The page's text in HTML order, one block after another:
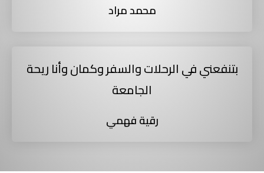
محمد مراد
بتنفعني في الرحلات والسفر وكمان وأنا ريحة
الجامعة
رقية فهمي